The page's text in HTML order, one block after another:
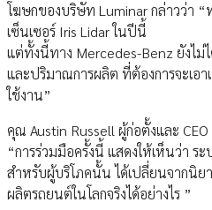
โฆษกของบริษัท Luminar กล่าวว่า “
เซ็นเซอร์ Iris Lidar ในปีนี้
แต่ทั้งนี้ทาง Mercedes-Benz ยังไม่
และปริมาณการผลิต ที่ต้องการจะเอ
ใช้งาน”
คุณ Austin Russell ผู้ก่อตั้งและ
“การร่วมมือครั้งนี้ แสดงให้เห็นว่า
สำหรับผู้บริโภคนั้น ได้เปลี่ยนจากนิย
ผลิตรถยนต์ในโลกจริงได้อย่างไร ”